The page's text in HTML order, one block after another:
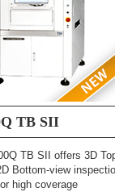
TB SII
TB SII offers 3D
Bottom-view
high coverage